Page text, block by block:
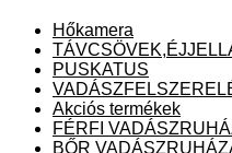
Hőkamera
PUSKATUS
Akciós termékek
FÉRFI
BŐR